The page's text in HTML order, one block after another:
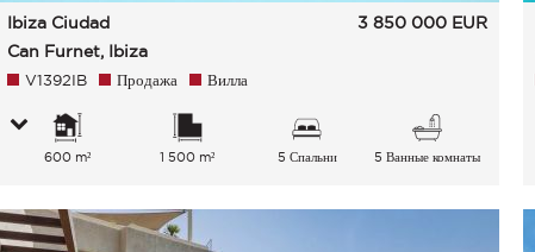
Ibiza Ciudad
Can Furnet, Ibiza
3 850 000 EUR
V1392IB Продажа Вилла
600 m² 1 500 m² 5 Спальни 5 Ванные комнаты